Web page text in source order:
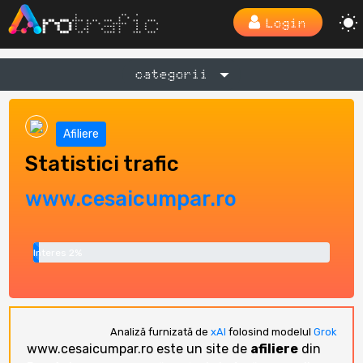
Login
categorii
Afiliere
Statistici trafic
www.cesaicumpar.ro
Interes 2%
Analiză furnizată de xAI folosind modelul Grok
www.cesaicumpar.ro este un site de afiliere din